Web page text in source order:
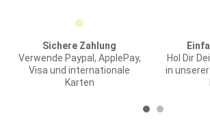
Sichere Zahlung
Verwende Paypal, ApplePay,
Visa und internationale
Karten
Hol Dir
in